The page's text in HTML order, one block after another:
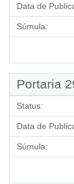
Data de
Súmula:
Portaria
Status:
Data de
Súmula: